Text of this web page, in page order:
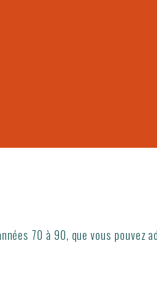
70 à 90, que vous pouvez